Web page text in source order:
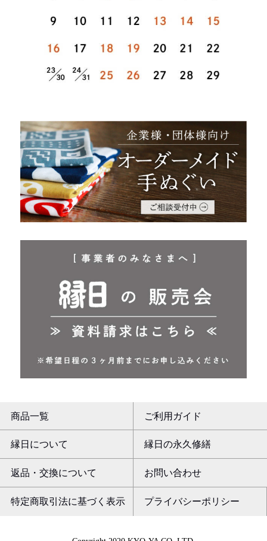
商品一覧 ご利用ガイド
縁日について 縁日の永久修繕
返品・交換について お問い合わせ
特定商取引法に基づく表示 プライバシーポリシー